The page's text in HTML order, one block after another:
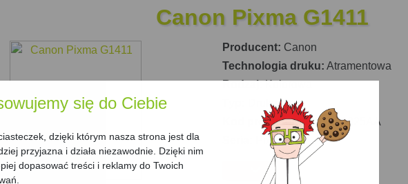
się do Ciebie
dzięki którym nasza strona jest dla
przyjazna i działa niezawodnie. Dzięki nim
dopasować treści i reklamy do Twoich
Canon Pixma G1411
Producent: Canon
Technologia druku: Atramentowa
Rodzaj:Kolorowa
Drukarka
Kod producenta:2314C025AA
Pixma G